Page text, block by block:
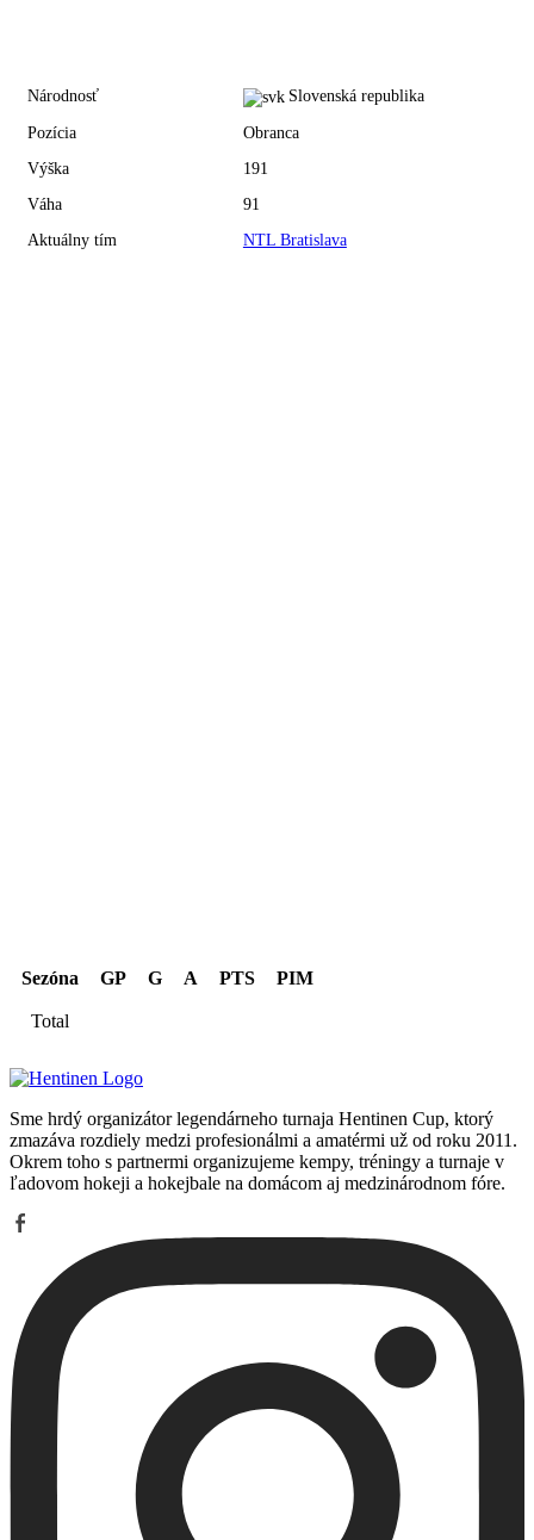
Národnosť Slovenská republika
Pozícia
Obranca
Výška
191
Váha
91
Aktuálny tím
NTL Bratislava
Sezóna GP G A PTS PIM
Total
Sme hrdý organizátor legendárneho turnaja Hentinen Cup, ktorý
zmazáva rozdiely medzi profesionálmi a amatérmi už od roku 2011.
Okrem toho s partnermi organizujeme kempy, tréningy a turnaje v
ľadovom hokeji a hokejbale na domácom aj medzinárodnom fóre.